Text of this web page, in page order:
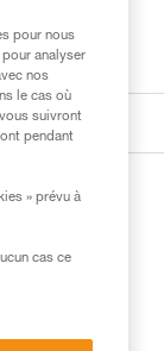
pour nous
analyser
nos
le cas où
suivront
pendant
» prévu à
cas ce